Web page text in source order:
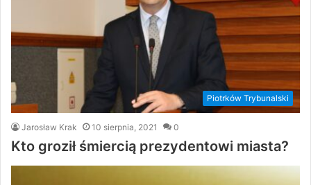
Piotrków Trybunalski
Jarosław Krak 10 sierpnia, 2021 0
Kto groził śmiercią prezydentowi miasta?